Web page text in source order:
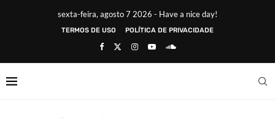
sexta-feira, agosto 7 2026 - Have a nice day!
TERMOS DE USO POLÍTICA DE PRIVACIDADE